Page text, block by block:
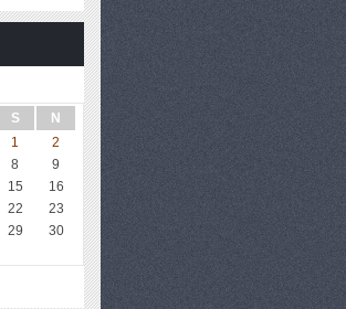
S
N
1
2
8
9
15
16
22
23
29
30